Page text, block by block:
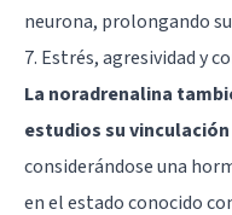
neurona, prolongando
7. Estrés, agresividad y
La noradrenalina
estudios su
considerándose una
en el estado conocido